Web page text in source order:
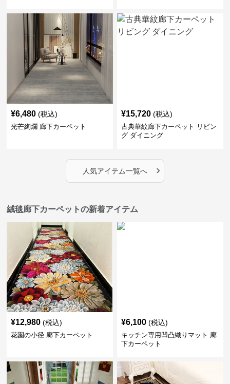
¥6,480 (税込)
光芒絢爛 廊下カーペット
¥15,720 (税込)
古典華紋廊下カーペット リビン
グ ダイニング
人気アイテム一覧へ ›
絨毯廊下カーペットの新着アイテム
¥12,980 (税込)
花園の小径 廊下カーペット
¥6,100 (税込)
キッチン専用凹凸織りマット 廊
下カーペット